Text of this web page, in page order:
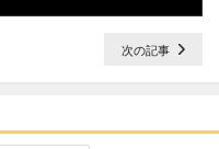
次の記事